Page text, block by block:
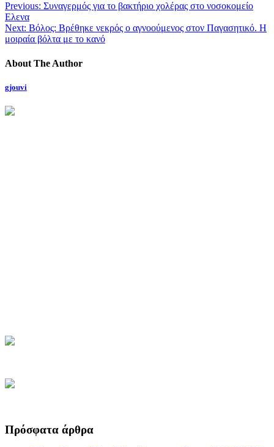
Previous: Συναγερμός για το βακτήριο χολέρας στο νοσοκομείο
Ελενα
Next: Βόλος: Βρέθηκε νεκρός ο αγνοούμενος στον Παγασητικό. Η
μοιραία βόλτα με το κανό
About The Author
gjouvi
Πρόσφατα άρθρα